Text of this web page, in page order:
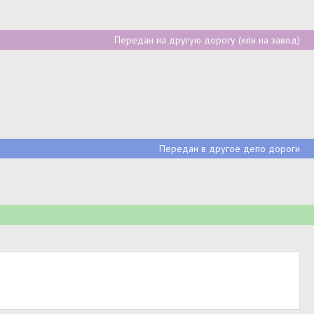
Передан на другую дорогу (или на завод)
Передан в другое депо дороги